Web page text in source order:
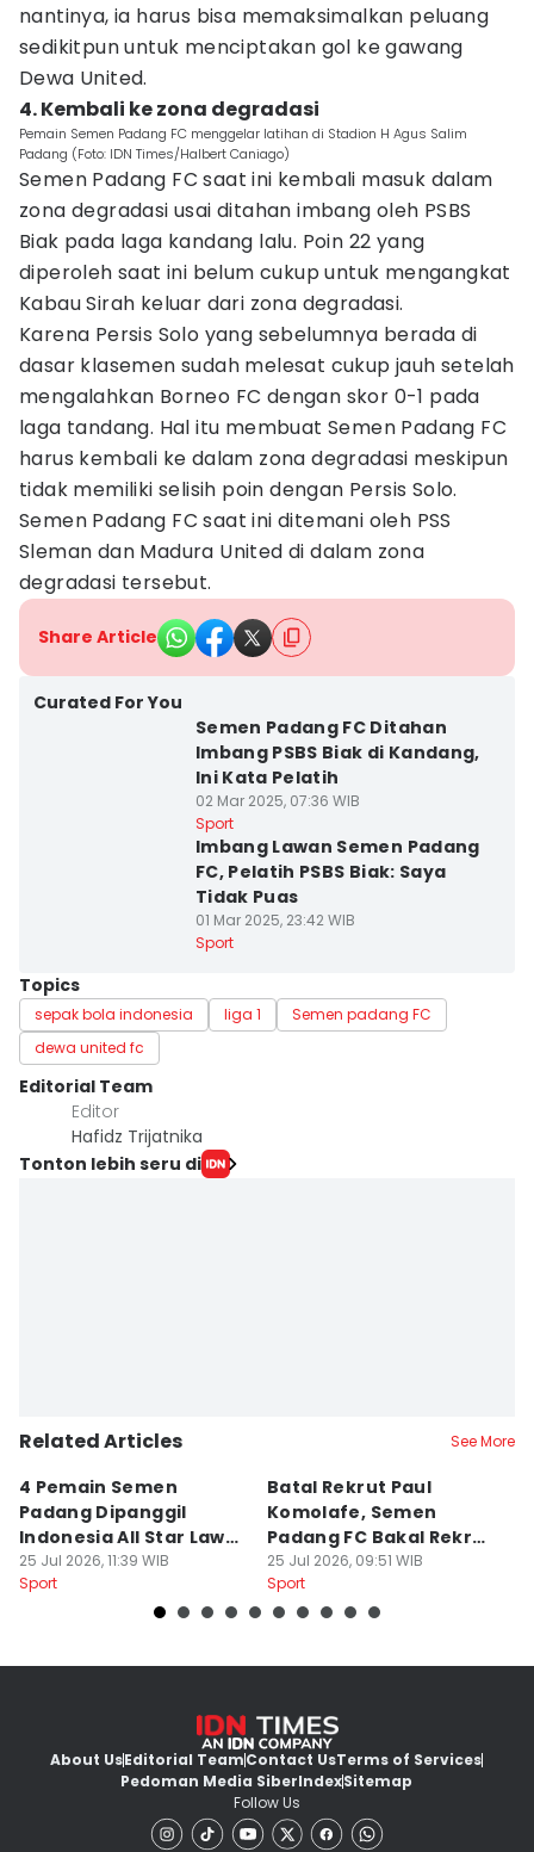
nantinya, ia harus bisa memaksimalkan peluang
sedikitpun untuk menciptakan gol ke gawang
Dewa United.
4. Kembali ke zona degradasi
Pemain Semen Padang FC menggelar latihan di Stadion H Agus Salim
Padang (Foto: IDN Times/Halbert Caniago)
Semen Padang FC saat ini kembali masuk dalam
zona degradasi usai ditahan imbang oleh PSBS
Biak pada laga kandang lalu. Poin 22 yang
diperoleh saat ini belum cukup untuk mengangkat
Kabau Sirah keluar dari zona degradasi.
Karena Persis Solo yang sebelumnya berada di
dasar klasemen sudah melesat cukup jauh setelah
mengalahkan Borneo FC dengan skor 0-1 pada
laga tandang. Hal itu membuat Semen Padang FC
harus kembali ke dalam zona degradasi meskipun
tidak memiliki selisih poin dengan Persis Solo.
Semen Padang FC saat ini ditemani oleh PSS
Sleman dan Madura United di dalam zona
degradasi tersebut.
Share Article
Curated For You
Semen Padang FC Ditahan
Imbang PSBS Biak di Kandang,
Ini Kata Pelatih
02 Mar 2025, 07:36 WIB
Sport
Imbang Lawan Semen Padang
FC, Pelatih PSBS Biak: Saya
Tidak Puas
01 Mar 2025, 23:42 WIB
Sport
Topics
sepak bola indonesia liga 1
Semen padang FC
dewa united fc
Editorial Team
Editor
Hafidz Trijatnika
Tonton lebih seru di
Related Articles See More
4 Pemain Semen
Padang Dipanggil
Indonesia All Star Lawan
Aston Villa
25 Jul 2026, 11:39 WIB
Sport
Batal Rekrut Paul
Komolafe, Semen
Padang FC Bakal Rekrut
Striker Baru
25 Jul 2026, 09:51 WIB
Sport
About UsEditorial TeamContact UsTerms of Services
Pedoman Media SiberIndexSitemap
Follow Us